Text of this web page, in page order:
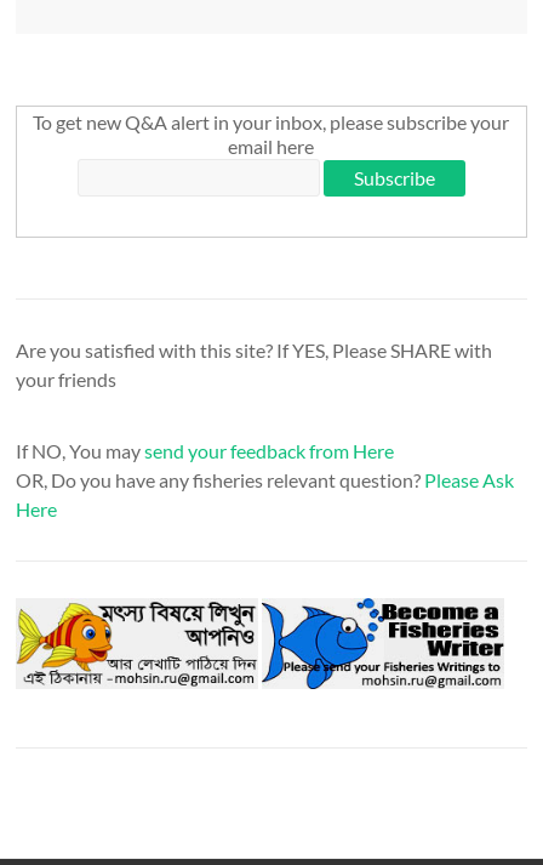
To get new Q&A alert in your inbox, please subscribe your
email here
Are you satisfied with this site? If YES, Please SHARE with
your friends
If NO, You maysend your feedback from Here
OR, Do you have any fisheries relevant question? Please Ask
Here